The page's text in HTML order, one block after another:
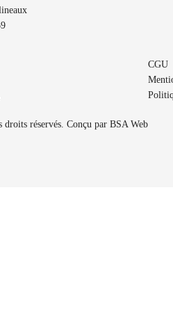
réservés. Conçu par BSA Web
CGU